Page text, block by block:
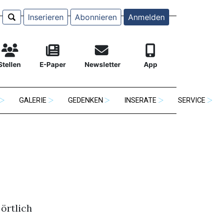
Inserieren Abonnieren Anmelden
E-Paper Newsletter App
GALERIE GEDENKEN INSERATE SERVICE
örtlich